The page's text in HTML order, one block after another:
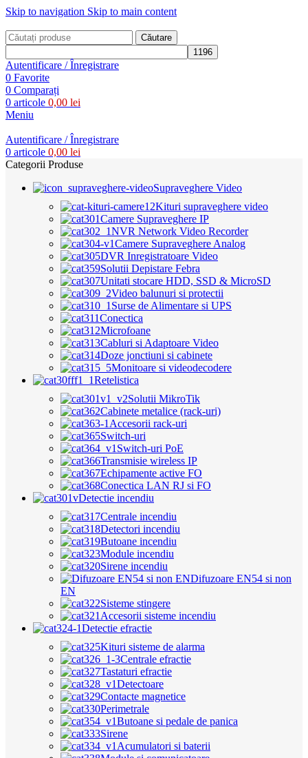
Skip to navigation Skip to main content
Căutare
Autentificare / Înregistrare
0 Favorite
0 Comparați
0 articole 0,00 lei
Meniu
Autentificare / Înregistrare
0 articole 0,00 lei
Categorii Produse
Supraveghere Video
Kituri supraveghere video
Camere Supraveghere IP
NVR Network Video Recorder
Camere Supraveghere Analog
DVR Inregistratoare Video
Solutii Depistare Febra
Unitati stocare HDD, SSD & MicroSD
Video balunuri si protectii
Surse de Alimentare si UPS
Conectica
Microfoane
Cabluri si Adaptoare Video
Doze jonctiuni si cabinete
Monitoare si videodecodere
Retelistica
Solutii MikroTik
Cabinete metalice (rack-uri)
Accesorii rack-uri
Switch-uri
Switch-uri PoE
Transmisie wireless IP
Echipamente active FO
Conectica LAN RJ si FO
Detectie incendiu
Centrale incendiu
Detectori incendiu
Butoane incendiu
Module incendiu
Sirene incendiu
Difuzoare EN54 si non
EN
Sisteme stingere
Accesorii sisteme incendiu
Detectie efractie
Kituri sisteme de alarma
Centrale efractie
Tastaturi efractie
Detectoare
Contacte magnetice
Perimetrale
Butoane si pedale de panica
Sirene
Acumulatori si baterii